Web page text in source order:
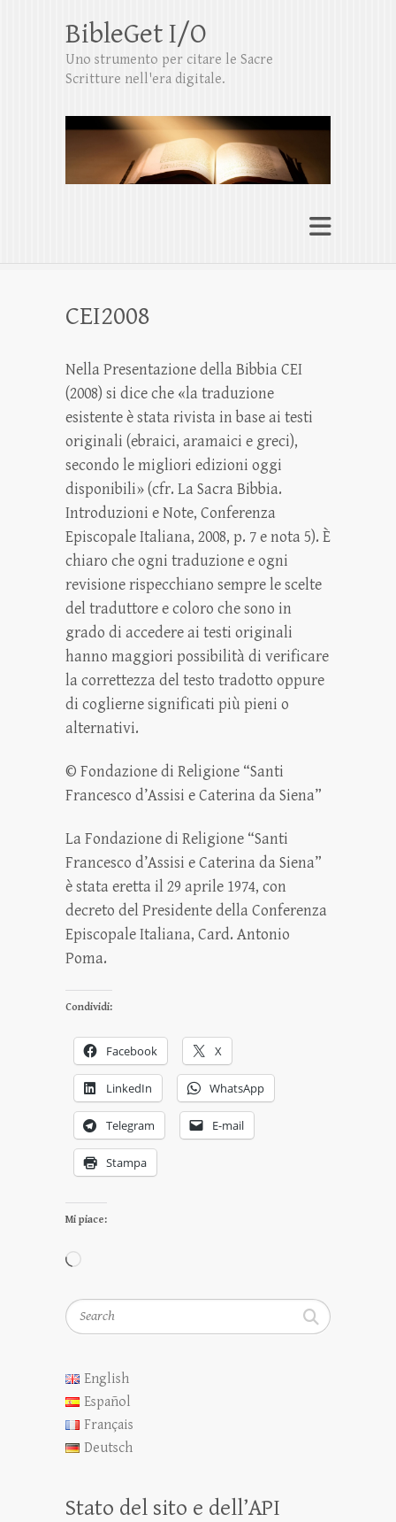
BibleGet I/O
Uno strumento per citare le Sacre
Scritture nell'era digitale.
CEI2008
Nella Presentazione della Bibbia CEI
(2008) si dice che «la traduzione
esistente è stata rivista in base ai testi
originali (ebraici, aramaici e greci),
secondo le migliori edizioni oggi
disponibili» (cfr. La Sacra Bibbia.
Introduzioni e Note, Conferenza
Episcopale Italiana, 2008, p. 7 e nota 5). È
chiaro che ogni traduzione e ogni
revisione rispecchiano sempre le scelte
del traduttore e coloro che sono in
grado di accedere ai testi originali
hanno maggiori possibilità di verificare
la correttezza del testo tradotto oppure
di coglierne significati più pieni o
alternativi.
© Fondazione di Religione “Santi
Francesco d’Assisi e Caterina da Siena”
La Fondazione di Religione “Santi
Francesco d’Assisi e Caterina da Siena”
è stata eretta il 29 aprile 1974, con
decreto del Presidente della Conferenza
Episcopale Italiana, Card. Antonio
Poma.
Condividi:
Facebook X
LinkedIn WhatsApp
Telegram E-mail
Stampa
Mi piace:
Caricamento
corso…
Search
English
Español
Français
Deutsch
Stato del sito e dell’API